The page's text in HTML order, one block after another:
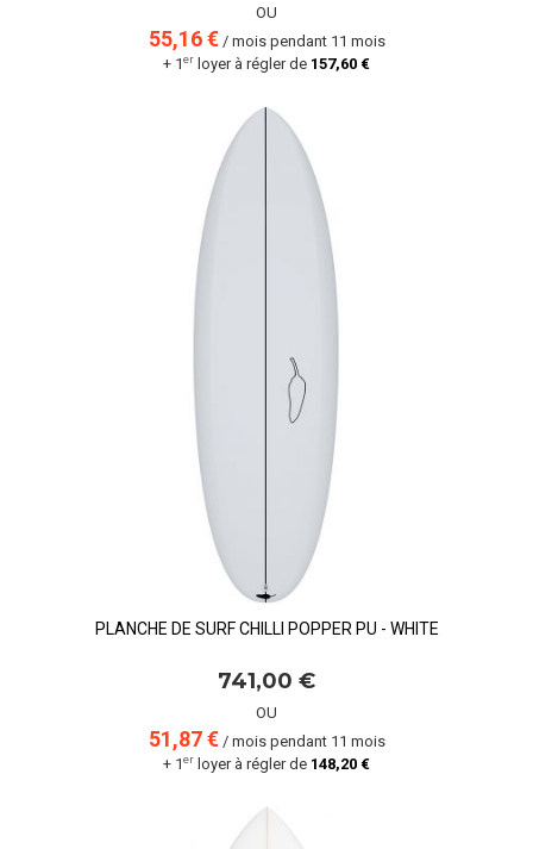
OU
55,16 €/ mois pendant 11 mois
+ 1er loyer à régler de 157,60 €
PLANCHE DE SURF CHILLI POPPER PU - WHITE
741,00 €
OU
51,87 €/ mois pendant 11 mois
+ 1er loyer à régler de 148,20 €